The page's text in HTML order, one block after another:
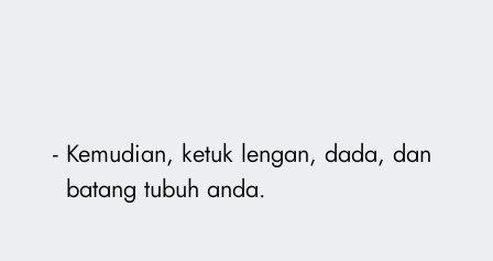
Kemudian, ketuk lengan, dada, dan
batang tubuh anda.